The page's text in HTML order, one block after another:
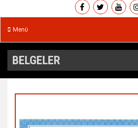
Menü
BELGELER